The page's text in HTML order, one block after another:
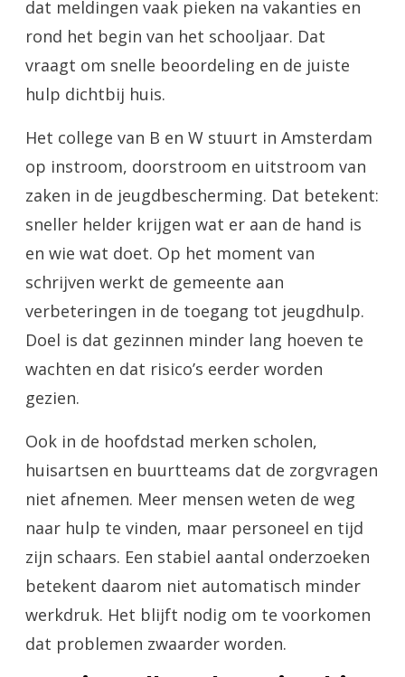
dat meldingen vaak pieken na vakanties en
rond het begin van het schooljaar. Dat
vraagt om snelle beoordeling en de juiste
hulp dichtbij huis.
Het college van B en W stuurt in Amsterdam
op instroom, doorstroom en uitstroom van
zaken in de jeugdbescherming. Dat betekent:
sneller helder krijgen wat er aan de hand is
en wie wat doet. Op het moment van
schrijven werkt de gemeente aan
verbeteringen in de toegang tot jeugdhulp.
Doel is dat gezinnen minder lang hoeven te
wachten en dat risico’s eerder worden
gezien.
Ook in de hoofdstad merken scholen,
huisartsen en buurtteams dat de zorgvragen
niet afnemen. Meer mensen weten de weg
naar hulp te vinden, maar personeel en tijd
zijn schaars. Een stabiel aantal onderzoeken
betekent daarom niet automatisch minder
werkdruk. Het blijft nodig om te voorkomen
dat problemen zwaarder worden.